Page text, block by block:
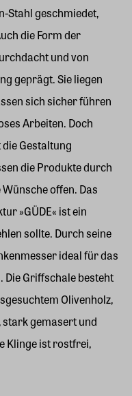
Stahl geschmiedet,
die Form der
und von
geprägt. Sie liegen
sich sicher führen
Arbeiten. Doch
Gestaltung
die Produkte durch
offen. Das
»GÜDE« ist ein
sollte. Durch seine
ideal für das
Die Griffschale besteht
Olivenholz,
gemasert und
Klinge ist rostfrei,